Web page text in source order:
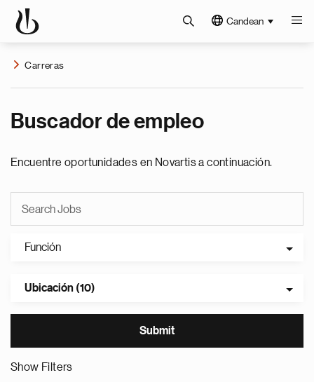
Candean
Carreras
Buscador de empleo
Encuentre oportunidades en Novartis a continuación.
Función
Ubicación (10)
Show Filters